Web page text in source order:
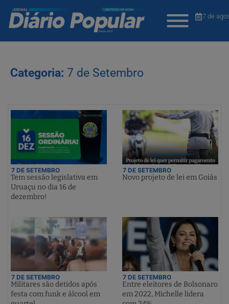
7 de
Categoria: 7 de Setembro
7 DE SETEMBRO
Tem sessão legislativa em
Uruaçu no dia 16 de
dezembro!
7 DE SETEMBRO
Novo projeto de lei em Goiás
7 DE SETEMBRO
Militares são detidos após
festa com funk e álcool em
7 DE SETEMBRO
Entre eleitores de Bolsonaro
em 2022, Michelle lidera